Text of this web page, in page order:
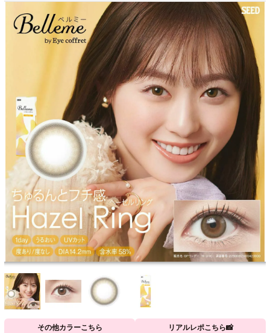
その他カラーこちら リアルレポこちら📸